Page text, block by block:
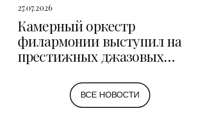
27.07.2026
Камерный оркестр
филармонии выступил на
престижных джазовых
Петербурге и Ярославле
ВСЕ НОВОСТИ